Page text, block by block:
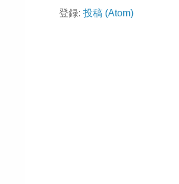
登録: 投稿 (Atom)